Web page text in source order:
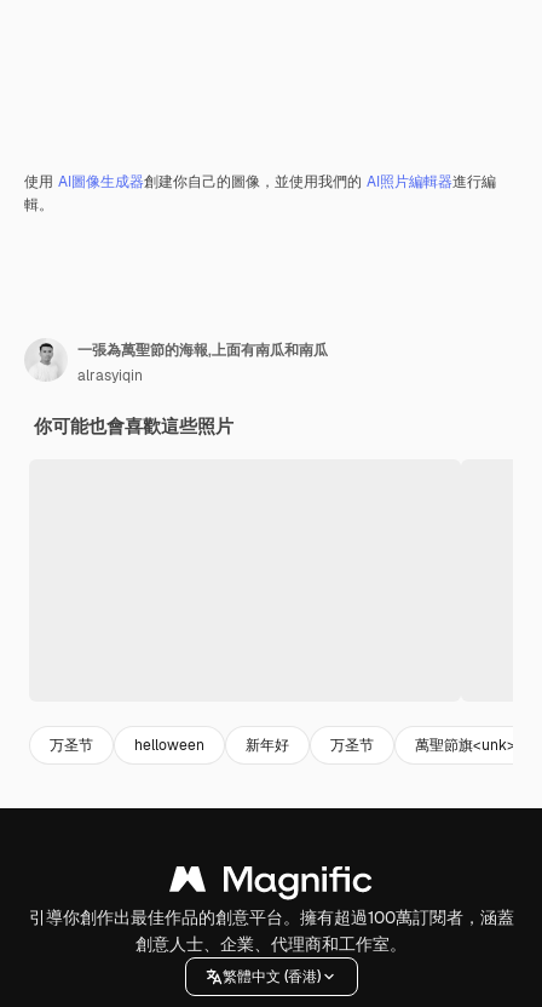
使用 AI圖像生成器創建你自己的圖像，並使用我們的 AI照片編輯器進行編
輯。
一張為萬聖節的海報,上面有南瓜和南瓜
alrasyiqin
你可能也會喜歡這些照片
万圣节 helloween 新年好 万圣节 萬聖節旗<unk>
引導你創作出最佳作品的創意平台。擁有超過100萬訂閱者，涵蓋
創意人士、企業、代理商和工作室。
繁體中文 (香港)